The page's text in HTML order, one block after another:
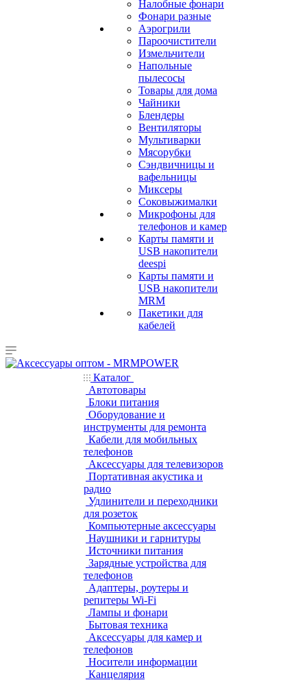
Налобные фонари
Фонари разные
Аэрогрили
Пароочистители
Измельчители
Напольные
пылесосы
Товары для дома
Чайники
Блендеры
Вентиляторы
Мультиварки
Мясорубки
Сэндвичницы и
вафельницы
Миксеры
Соковыжималки
Микрофоны для
телефонов и камер
Карты памяти и
USB накопители
deespi
Карты памяти и
USB накопители
MRM
Пакетики для
кабелей
Каталог
Автотовары
Блоки питания
Оборудование и
инструменты для ремонта
Кабели для мобильных
телефонов
Аксессуары для телевизоров
Портативная акустика и
радио
Удлинители и переходники
для розеток
Компьютерные аксессуары
Наушники и гарнитуры
Источники питания
Зарядные устройства для
телефонов
Адаптеры, роутеры и
репитеры Wi-Fi
Лампы и фонари
Бытовая техника
Аксессуары для камер и
телефонов
Носители информации
Канцелярия